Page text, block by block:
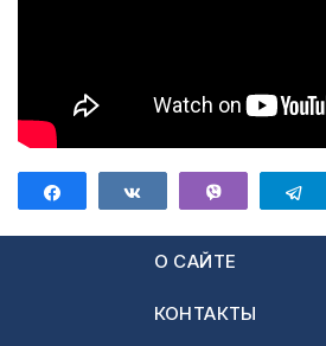
ПоделитьсяПоделиться
О САЙТЕ
КОНТАКТЫ